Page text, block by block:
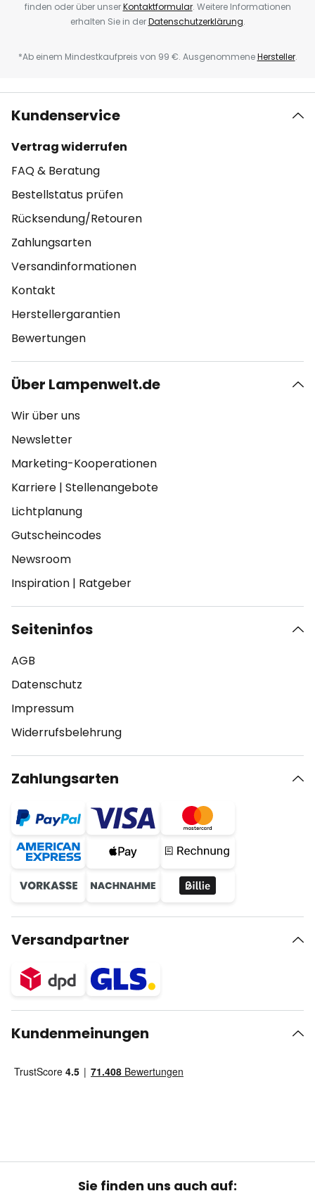
finden oder über unserKontaktformular. Weitere Informationen
erhalten Sie in derDatenschutzerklärung.
*Ab einem Mindestkaufpreis von 99 €. AusgenommeneHersteller.
Kundenservice
Vertrag widerrufen
FAQ & Beratung
Bestellstatus prüfen
Rücksendung/Retouren
Zahlungsarten
Versandinformationen
Kontakt
Herstellergarantien
Bewertungen
Über Lampenwelt.de
Wir über uns
Newsletter
Marketing-Kooperationen
Karriere | Stellenangebote
Lichtplanung
Gutscheincodes
Newsroom
Inspiration | Ratgeber
Seiteninfos
AGB
Datenschutz
Impressum
Widerrufsbelehrung
Zahlungsarten
Versandpartner
Kundenmeinungen
Sie finden uns auch auf: